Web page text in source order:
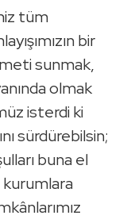
tüm
bir
sunmak,
olmak
isterdi ki
sürdürebilsin;
buna el